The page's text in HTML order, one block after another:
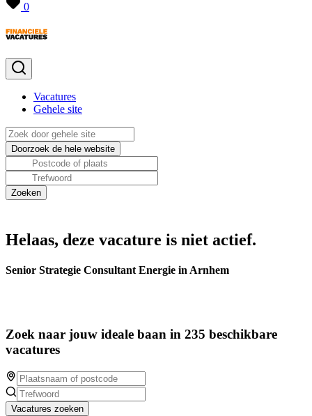
0
Vacatures
Gehele site
Helaas, deze vacature is niet actief.
Senior Strategie Consultant Energie in Arnhem
Zoek naar jouw ideale baan in 235 beschikbare
vacatures
Vacatures zoeken